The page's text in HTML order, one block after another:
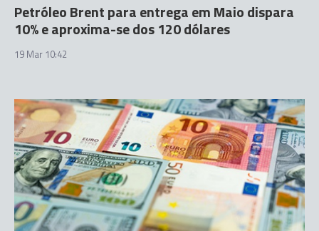
Petróleo Brent para entrega em Maio dispara
10% e aproxima-se dos 120 dólares
19 Mar 10:42